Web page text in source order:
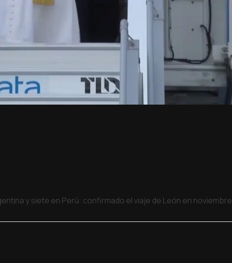
y siete en Perú: confirmado el viaje de León en noviembre